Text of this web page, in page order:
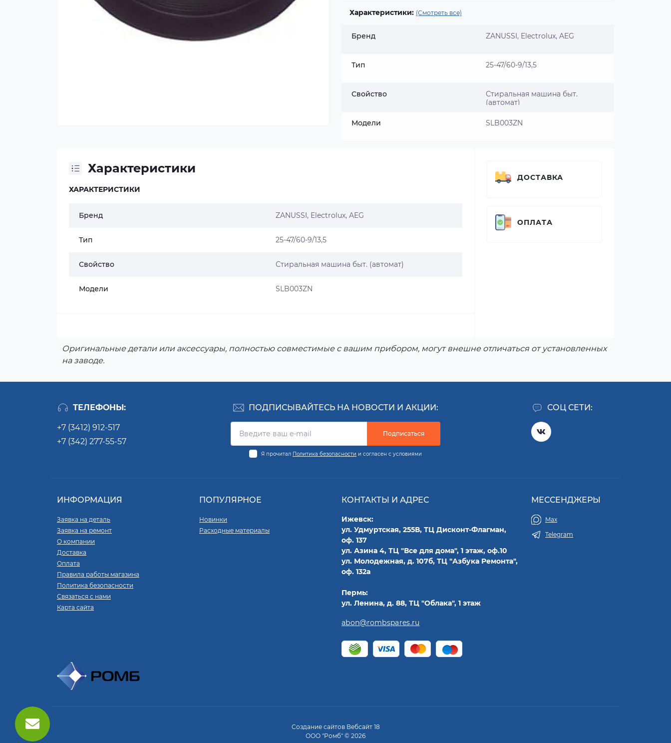
Характеристики: (Смотреть все)
Бренд ZANUSSI, Electrolux, AEG
Тип 25-47/60-9/13,5
Свойство
Стиральная машина быт.
(автомат)
Модели SLB003ZN
Характеристики
ХАРАКТЕРИСТИКИ
Бренд ZANUSSI, Electrolux, AEG
Тип 25-47/60-9/13,5
Свойство Стиральная машина быт. (автомат)
Модели SLB003ZN
ДОСТАВКА
ОПЛАТА
Оригинальные детали или аксессуары, полностью совместимые с вашим прибором, могут внешне отличаться от установленных
на заводе.
ТЕЛЕФОНЫ:
+7 (3412) 912-517
+7 (342) 277-55-57
СОЦ СЕТИ:
ПОДПИСЫВАЙТЕСЬ НА НОВОСТИ И АКЦИИ:
Подписаться
Я прочитал Политика безопасности и согласен с условиями
ИНФОРМАЦИЯ
Заявка на деталь
Заявка на ремонт
О компании
Доставка
Оплата
Правила работы магазина
Политика безопасности
Связаться с нами
Карта сайта
ПОПУЛЯРНОЕ
Новинки
Расходные материалы
КОНТАКТЫ И АДРЕС
Ижевск:
ул. Удмуртская, 255В, ТЦ Дисконт-Флагман,
оф. 137
ул. Азина 4, ТЦ "Все для дома", 1 этаж, оф.10
ул. Молодежная, д. 107б, ТЦ "Азбука Ремонта",
оф. 132а
Пермь:
ул. Ленина, д. 88, ТЦ "Облака", 1 этаж
abon@rombspares.ru
МЕССЕНДЖЕРЫ
Max
Telegram
Создание сайтов Вебсайт 18
ООО "Ромб" © 2026